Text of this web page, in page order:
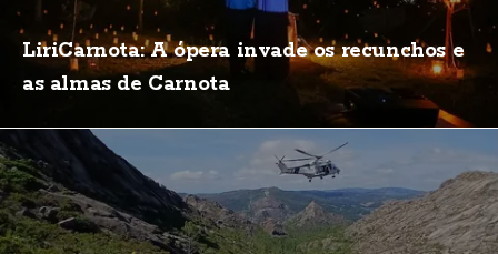
LiriCarnota: A ópera invade os recunchos e
as almas de Carnota